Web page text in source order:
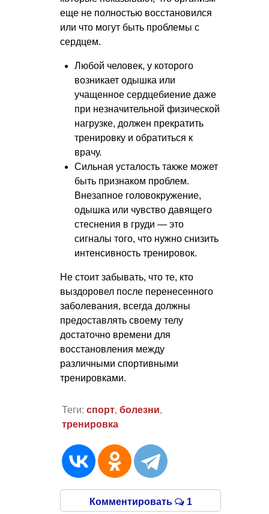
еще не полностью восстановился
или что могут быть проблемы с
сердцем.
Любой человек, у которого
возникает одышка или
учащенное сердцебиение даже
при незначительной физической
нагрузке, должен прекратить
тренировку и обратиться к
врачу.
Сильная усталость также может
быть признаком проблем.
Внезапное головокружение,
одышка или чувство давящего
стеснения в груди — это
сигналы того, что нужно снизить
интенсивность тренировок.
Не стоит забывать, что те, кто
выздоровел после перенесенного
заболевания, всегда должны
предоставлять своему телу
достаточно времени для
восстановления между
различными спортивными
тренировками.
Теги: спорт, болезни,
тренировка
Комментировать 1